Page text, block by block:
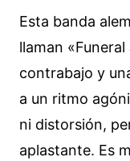
Esta banda
llaman
contrabajo y
a un ritmo
ni distorsión,
aplastante. Es